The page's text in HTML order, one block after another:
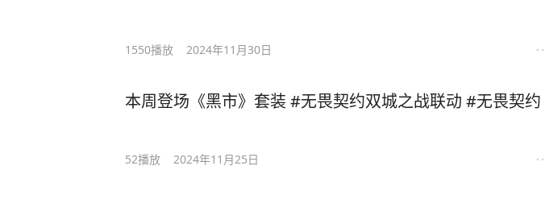
1550播放 2024年11月30日
本周登场《黑市》套装 #无畏契约双城之战联动 #无畏契约
52播放 2024年11月25日